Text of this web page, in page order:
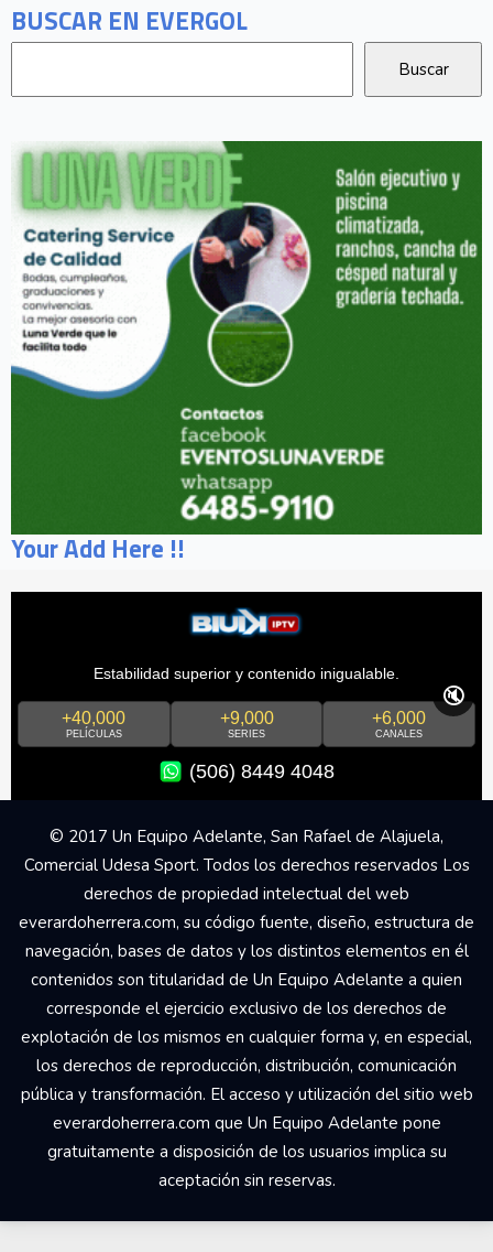
BUSCAR EN EVERGOL
Your Add Here !!
Estabilidad superior y contenido inigualable.
+40,000
PELÍCULAS
+9,000
SERIES
+6,000
CANALES
(506) 8449 4048
🔇
© 2017 Un Equipo Adelante, San Rafael de Alajuela,
Comercial Udesa Sport. Todos los derechos reservados Los
derechos de propiedad intelectual del web
everardoherrera.com, su código fuente, diseño, estructura de
navegación, bases de datos y los distintos elementos en él
contenidos son titularidad de Un Equipo Adelante a quien
corresponde el ejercicio exclusivo de los derechos de
explotación de los mismos en cualquier forma y, en especial,
los derechos de reproducción, distribución, comunicación
pública y transformación. El acceso y utilización del sitio web
everardoherrera.com que Un Equipo Adelante pone
gratuitamente a disposición de los usuarios implica su
aceptación sin reservas.